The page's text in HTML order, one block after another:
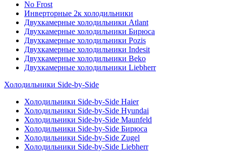
No Frost
Инверторные 2к холодильники
Двухкамерные холодильники Atlant
Двухкамерные холодильники Бирюса
Двухкамерные холодильники Pozis
Двухкамерные холодильники Indesit
Двухкамерные холодильники Beko
Двухкамерные холодильники Liebherr
Холодильники Side-by-Side
Холодильники Side-by-Side Haier
Холодильники Side-by-Side Hyundai
Холодильники Side-by-Side Maunfeld
Холодильники Side-by-Side Бирюса
Холодильники Side-by-Side Zugel
Холодильники Side-by-Side Liebherr